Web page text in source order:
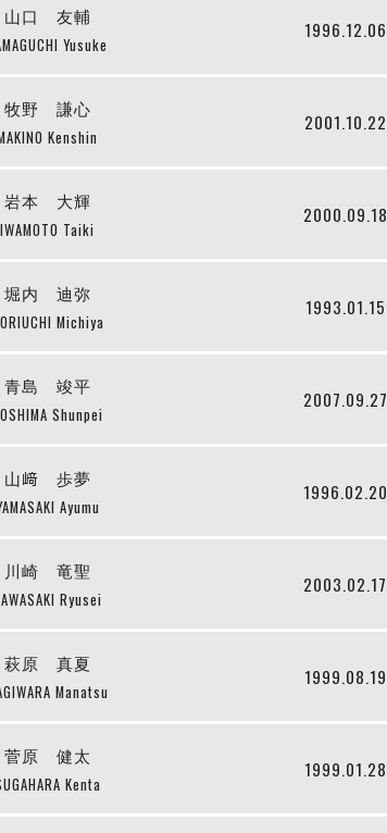
山口 友輔
Yusuke
1996.12.06
牧野 謙心
Kenshin
2001.10.22
岩本 大輝
IWAMOTO Taiki
2000.09.18
堀内 迪弥
Michiya
1993.01.15
青島 竣平
Shunpei
2007.09.27
山﨑 歩夢
Ayumu
1996.02.20
川崎 竜聖
Ryusei
2003.02.17
萩原 真夏
Manatsu
1999.08.19
菅原 健太
Kenta
1999.01.28